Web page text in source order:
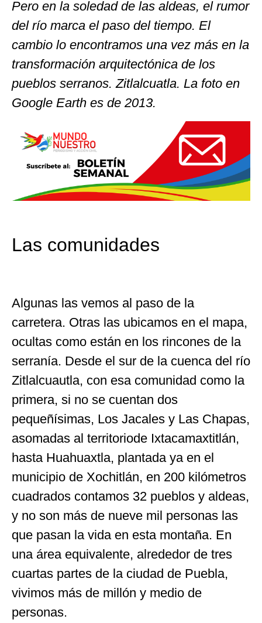
Pero en la soledad de las aldeas, el rumor
del río marca el paso del tiempo. El
cambio lo encontramos una vez más en la
transformación arquitectónica de los
pueblos serranos. Zitlalcuatla. La foto en
Google Earth es de 2013.
Las comunidades
Algunas las vemos al paso de la
carretera. Otras las ubicamos en el mapa,
ocultas como están en los rincones de la
serranía. Desde el sur de la cuenca del río
Zitlalcuautla, con esa comunidad como la
primera, si no se cuentan dos
pequeñísimas, Los Jacales y Las Chapas,
asomadas al territoriode Ixtacamaxtitlán,
hasta Huahuaxtla, plantada ya en el
municipio de Xochitlán, en 200 kilómetros
cuadrados contamos 32 pueblos y aldeas,
y no son más de nueve mil personas las
que pasan la vida en esta montaña. En
una área equivalente, alrededor de tres
cuartas partes de la ciudad de Puebla,
vivimos más de millón y medio de
personas.